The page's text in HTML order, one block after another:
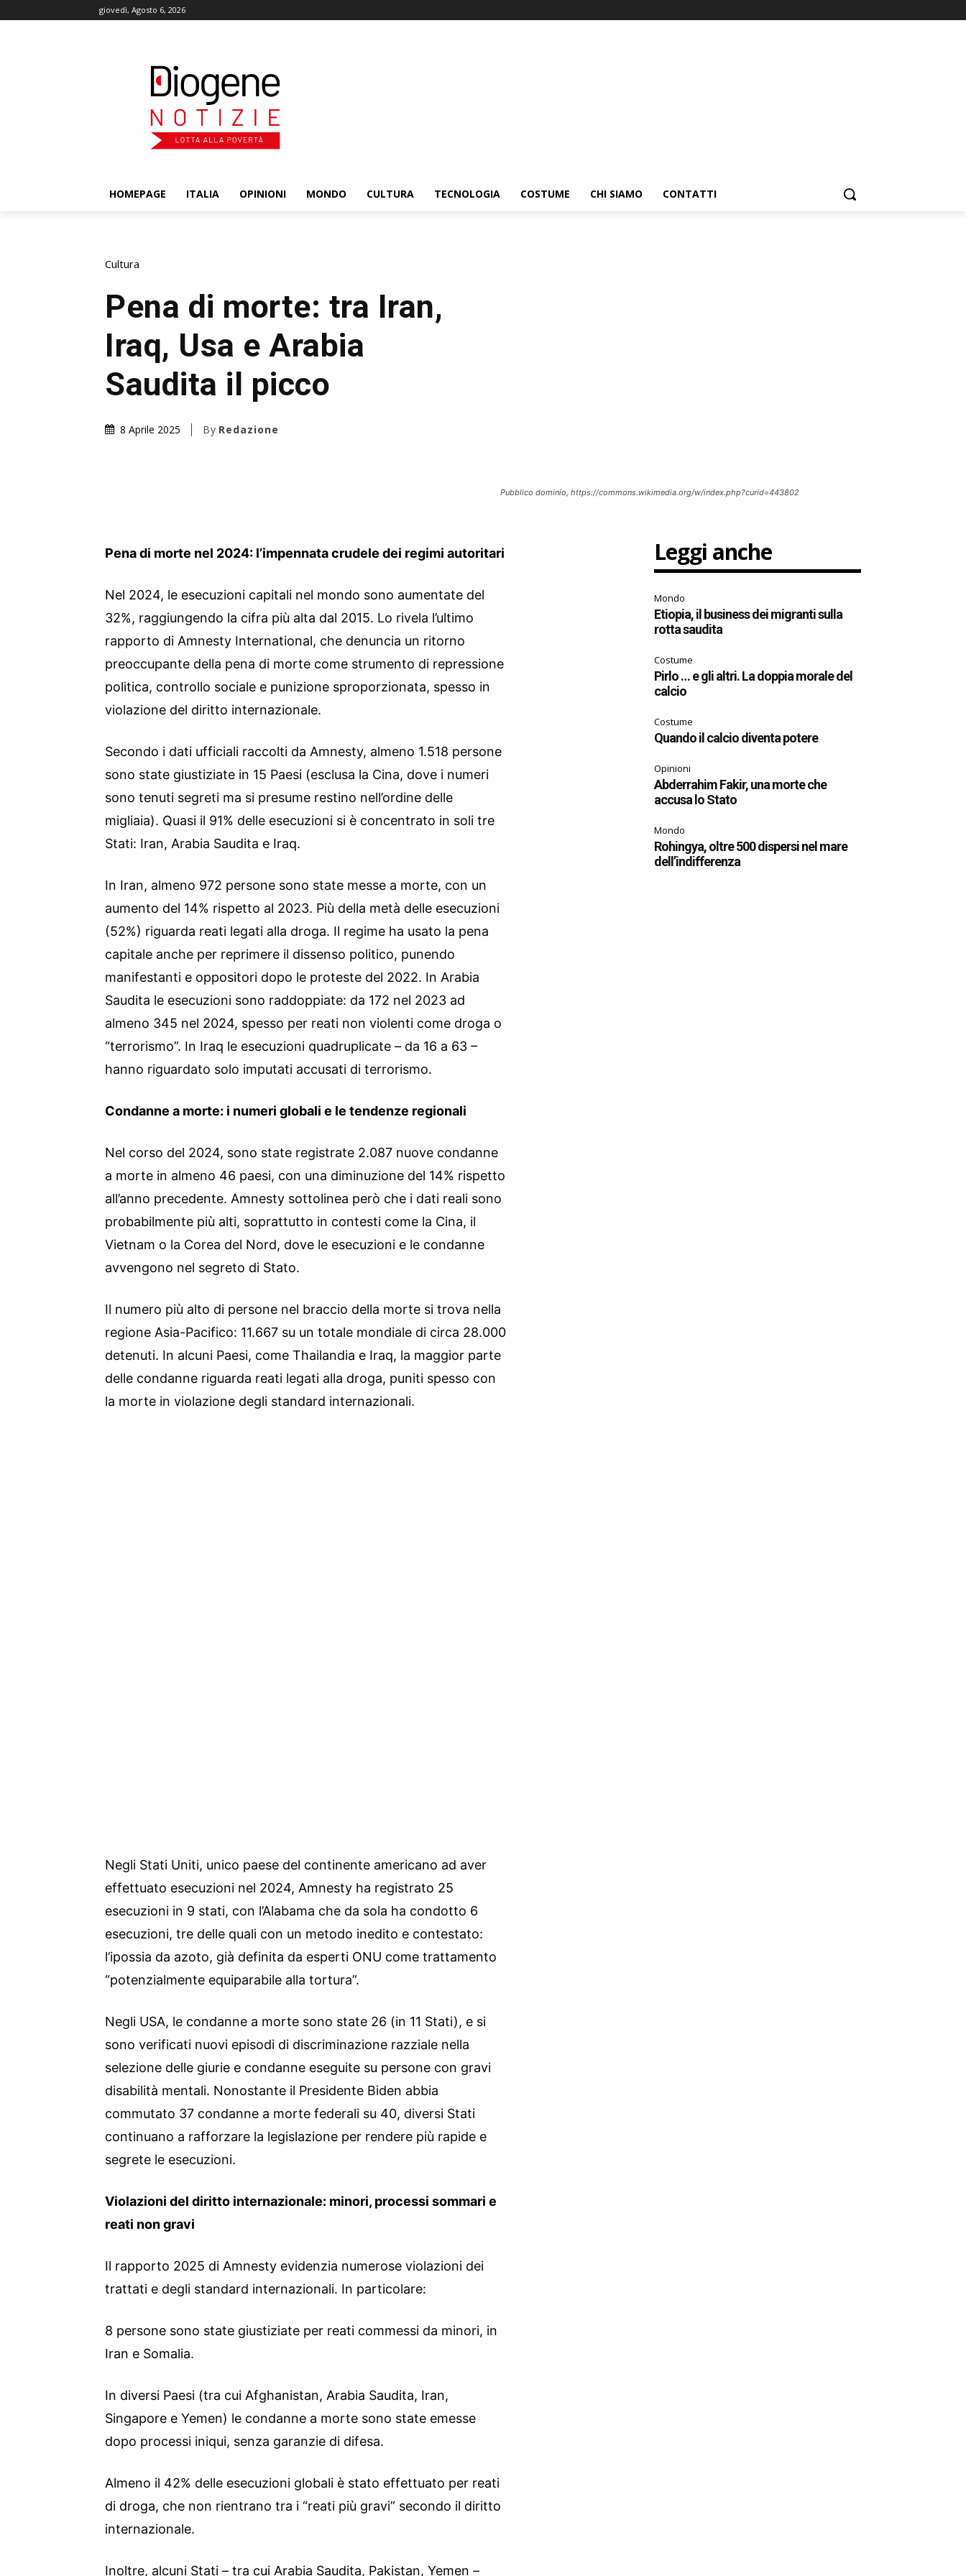
giovedì, Agosto 6, 2026
HOMEPAGE ITALIA OPINIONI MONDO CULTURA TECNOLOGIA COSTUME CHI SIAMO CONTATTI
Cultura
Pena di morte: tra Iran,
Iraq, Usa e Arabia
Saudita il picco
8 Aprile 2025 By Redazione
Pubblico dominio, https://commons.wikimedia.org/w/index.php?curid=443802
Pena di morte nel 2024: l’impennata crudele dei regimi autoritari
Nel 2024, le esecuzioni capitali nel mondo sono aumentate del
32%, raggiungendo la cifra più alta dal 2015. Lo rivela l’ultimo
rapporto di Amnesty International, che denuncia un ritorno
preoccupante della pena di morte come strumento di repressione
politica, controllo sociale e punizione sproporzionata, spesso in
violazione del diritto internazionale.
Secondo i dati ufficiali raccolti da Amnesty, almeno 1.518 persone
sono state giustiziate in 15 Paesi (esclusa la Cina, dove i numeri
sono tenuti segreti ma si presume restino nell’ordine delle
migliaia). Quasi il 91% delle esecuzioni si è concentrato in soli tre
Stati: Iran, Arabia Saudita e Iraq.
In Iran, almeno 972 persone sono state messe a morte, con un
aumento del 14% rispetto al 2023. Più della metà delle esecuzioni
(52%) riguarda reati legati alla droga. Il regime ha usato la pena
capitale anche per reprimere il dissenso politico, punendo
manifestanti e oppositori dopo le proteste del 2022. In Arabia
Saudita le esecuzioni sono raddoppiate: da 172 nel 2023 ad
almeno 345 nel 2024, spesso per reati non violenti come droga o
“terrorismo”. In Iraq le esecuzioni quadruplicate – da 16 a 63 –
hanno riguardato solo imputati accusati di terrorismo.
Condanne a morte: i numeri globali e le tendenze regionali
Nel corso del 2024, sono state registrate 2.087 nuove condanne
a morte in almeno 46 paesi, con una diminuzione del 14% rispetto
all’anno precedente. Amnesty sottolinea però che i dati reali sono
probabilmente più alti, soprattutto in contesti come la Cina, il
Vietnam o la Corea del Nord, dove le esecuzioni e le condanne
avvengono nel segreto di Stato.
Il numero più alto di persone nel braccio della morte si trova nella
regione Asia-Pacifico: 11.667 su un totale mondiale di circa 28.000
detenuti. In alcuni Paesi, come Thailandia e Iraq, la maggior parte
delle condanne riguarda reati legati alla droga, puniti spesso con
la morte in violazione degli standard internazionali.
Negli Stati Uniti, unico paese del continente americano ad aver
effettuato esecuzioni nel 2024, Amnesty ha registrato 25
esecuzioni in 9 stati, con l’Alabama che da sola ha condotto 6
esecuzioni, tre delle quali con un metodo inedito e contestato:
l’ipossia da azoto, già definita da esperti ONU come trattamento
“potenzialmente equiparabile alla tortura”.
Negli USA, le condanne a morte sono state 26 (in 11 Stati), e si
sono verificati nuovi episodi di discriminazione razziale nella
selezione delle giurie e condanne eseguite su persone con gravi
disabilità mentali. Nonostante il Presidente Biden abbia
commutato 37 condanne a morte federali su 40, diversi Stati
continuano a rafforzare la legislazione per rendere più rapide e
segrete le esecuzioni.
Violazioni del diritto internazionale: minori, processi sommari e
reati non gravi
Il rapporto 2025 di Amnesty evidenzia numerose violazioni dei
trattati e degli standard internazionali. In particolare:
8 persone sono state giustiziate per reati commessi da minori, in
Iran e Somalia.
In diversi Paesi (tra cui Afghanistan, Arabia Saudita, Iran,
Singapore e Yemen) le condanne a morte sono state emesse
dopo processi iniqui, senza garanzie di difesa.
Almeno il 42% delle esecuzioni globali è stato effettuato per reati
di droga, che non rientrano tra i “reati più gravi” secondo il diritto
internazionale.
Inoltre, alcuni Stati – tra cui Arabia Saudita, Pakistan, Yemen –
Leggi anche
Mondo
Etiopia, il business dei migranti sulla
rotta saudita
Costume
Pirlo … e gli altri. La doppia morale del
calcio
Costume
Quando il calcio diventa potere
Opinioni
Abderrahim Fakir, una morte che
accusa lo Stato
Mondo
Rohingya, oltre 500 dispersi nel mare
dell’indifferenza